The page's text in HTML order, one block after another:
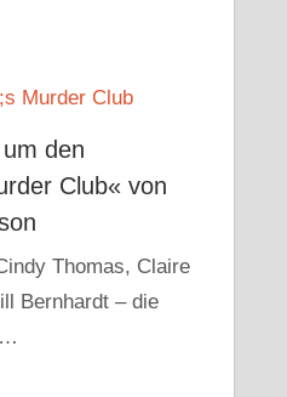
den
Club« von
Thomas, Claire
Bernhardt – die